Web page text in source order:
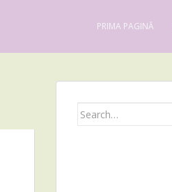
PRIMA PAGINĂ
Search for: